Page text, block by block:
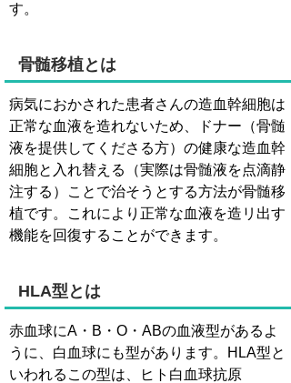
す。
骨髄移植とは
病気におかされた患者さんの造血幹細胞は
正常な血液を造れないため、ドナー（骨髄
液を提供してくださる方）の健康な造血幹
細胞と入れ替える（実際は骨髄液を点滴静
注する）ことで治そうとする方法が骨髄移
植です。これにより正常な血液を造リ出す
機能を回復することができます。
HLA型とは
赤血球にA・B・O・ABの血液型があるよ
うに、白血球にも型があります。HLA型と
いわれるこの型は、ヒト白血球抗原